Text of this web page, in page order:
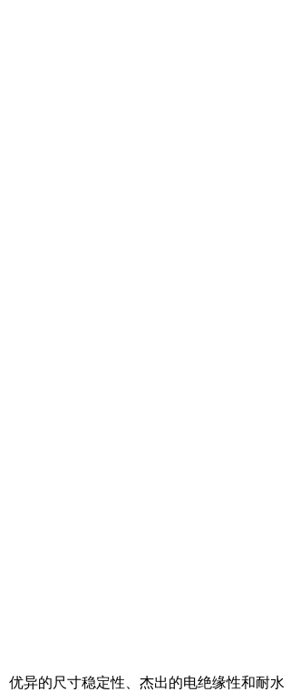
优异的尺寸稳定性、杰出的电绝缘性和耐水